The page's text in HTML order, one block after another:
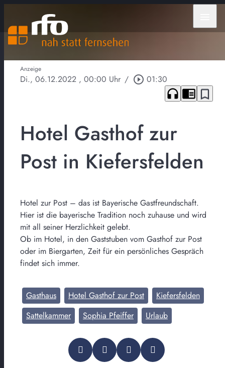
Anzeige
Di., 06.12.2022 , 00:00 Uhr / play_circle_outline 01:30
headphones chrome_reader_mode bookmark_border
Hotel Gasthof zur
Post in Kiefersfelden
Hotel zur Post – das ist Bayerische Gastfreundschaft.
Hier ist die bayerische Tradition noch zuhause und wird
mit all seiner Herzlichkeit gelebt.
Ob im Hotel, in den Gaststuben vom Gasthof zur Post
oder im Biergarten, Zeit für ein persönliches Gespräch
findet sich immer.
Gasthaus Hotel Gasthof zur Post
Kiefersfelden
Sattelkammer
Sophia Pfeiffer Urlaub